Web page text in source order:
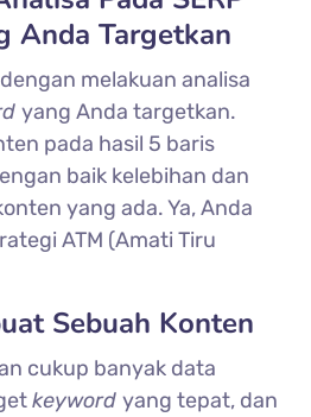
Anda Targetkan
melakuan analisa
yang Anda targetkan.
pada hasil 5 baris
baik kelebihan dan
yang ada. Ya, Anda
ATM (Amati Tiru
Sebuah Konten
cukup banyak data
keywordyang tepat, dan